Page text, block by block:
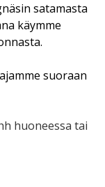
satamasta
käymme
suoraan
huoneessa tai